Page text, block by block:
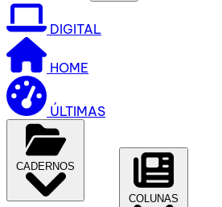
DIGITAL
HOME
ÚLTIMAS
CADERNOS
COLUNAS